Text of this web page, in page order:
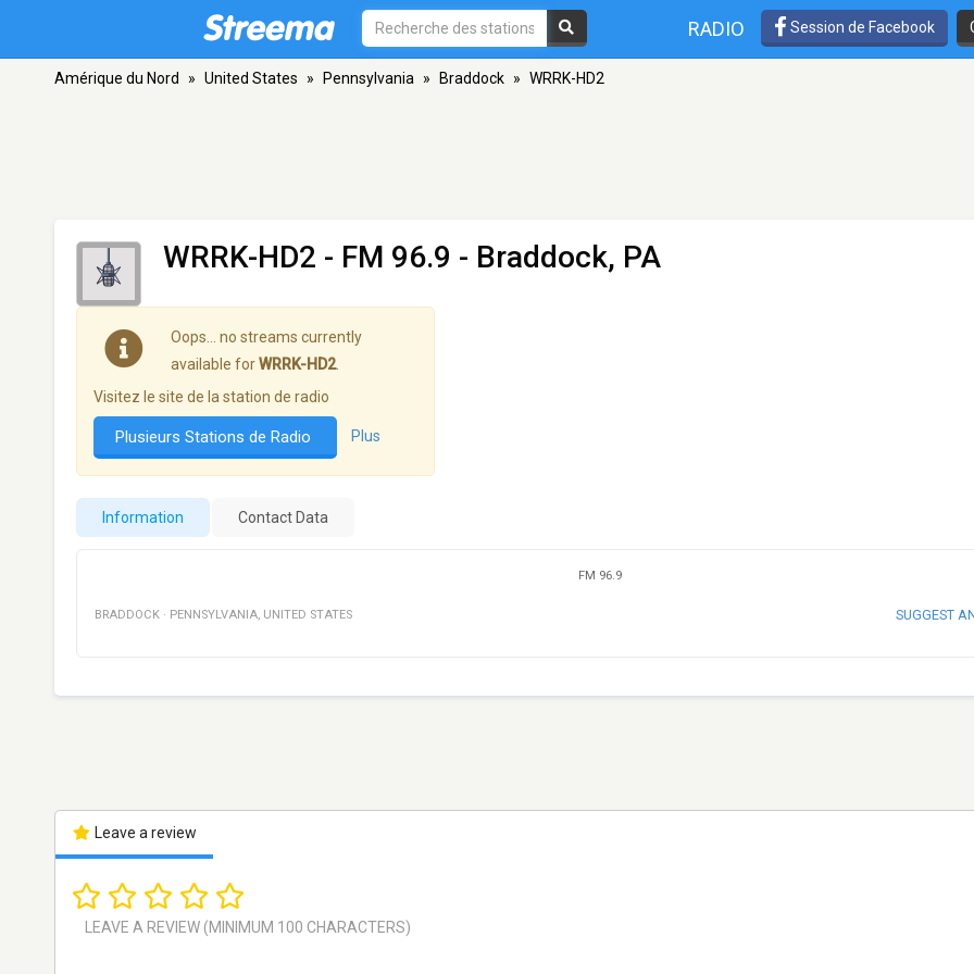
RADIO Session de Facebook
Amérique du Nord » United States » Pennsylvania » Braddock » WRRK-HD2
WRRK-HD2 - FM 96.9 - Braddock, PA
Oops… no streams currently
available forWRRK-HD2.
Visitez le site de la station de radio
Plusieurs Stations de Radio Plus
Information Contact Data
FM 96.9
BRADDOCK · PENNSYLVANIA, UNITED STATES SUGGEST
Leave a review